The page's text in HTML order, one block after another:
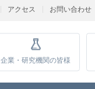
アクセス お問い合わせ
企業・研究機関の皆様